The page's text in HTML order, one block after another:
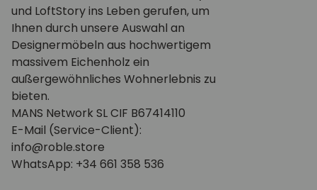
und LoftStory ins Leben gerufen, um
Ihnen durch unsere Auswahl an
Designermöbeln aus hochwertigem
massivem Eichenholz ein
außergewöhnliches Wohnerlebnis zu
bieten.
MANS Network SL CIF B67414110
E-Mail (Service-Client):
info@roble.store
WhatsApp: +34 661 358 536